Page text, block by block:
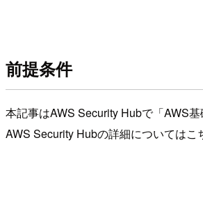
前提条件
本記事はAWS Security Hubで「AWS
AWS Security Hubの詳細についてはこ